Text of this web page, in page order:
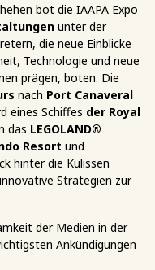
bot die IAAPA Expo
unter der
die neue Einblicke
Technologie und neue
prägen, boten. Die
nach Port Canaveral
eines Schiffes der Royal
das LEGOLAND®
Resort und
hinter die Kulissen
Strategien zur
der Medien in der
Ankündigungen